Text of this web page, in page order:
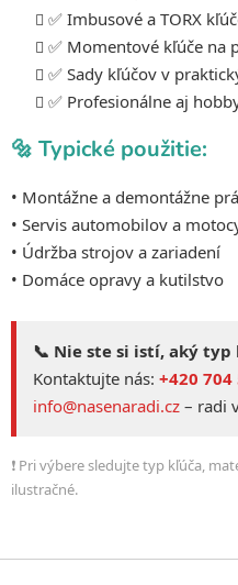
✅ Imbusové a TORX
✅ Momentové kľúče na
✅ Sady kľúčov v
✅ Profesionálne aj
🔩 Typické použitie:
• Montážne a demontážne
• Servis automobilov a
• Údržba strojov a zariadení
• Domáce opravy a kutilstvo
📞 Nie ste si istí, aký
Kontaktujte nás: +420 704
info@nasenaradi.cz – radi
❗ Pri výbere sledujte typ kľúča,
ilustračné.